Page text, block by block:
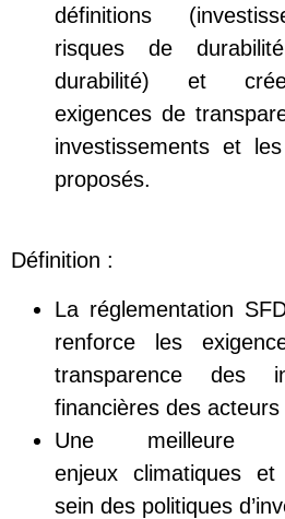
définitions
risques de
durabilité) et
exigences de
investissements et
proposés.
Définition :
La réglementation
renforce les
transparence des
financières des acteurs
Une meilleure
enjeux climatiques
sein des politiques